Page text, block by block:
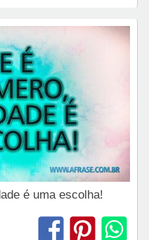
é uma escolha!